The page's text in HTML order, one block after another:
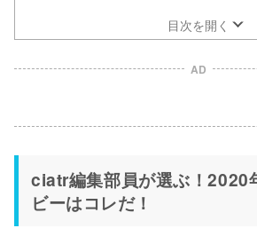
教えてくれる『37セカンズ』
目次を開く
AD
ciatr編集部員が選ぶ！2020
ビーはコレだ！